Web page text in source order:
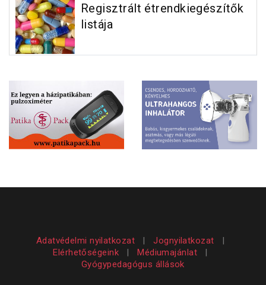
Regisztrált étrendkiegészítők
listája
Adatvédelmi nyilatkozat |Jognyilatkozat |
Elérhetőségeink |Médiumajánlat |
Gyógypedagógus állások